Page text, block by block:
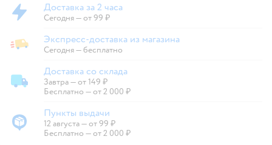
Доставка за 2 часа
Доставка за 2 часа
Сегодня—от 99 ₽
Экспресс-доставка из магазина
Экспресс-доставка из магазина
Сегодня—бесплатно
Доставка со склада
Доставка со склада
Завтра—от 149 ₽
Бесплатно — от 2 000 ₽
Пункты выдачи
Пункты выдачи
12 августа—от 99 ₽
Бесплатно — от 2 000 ₽